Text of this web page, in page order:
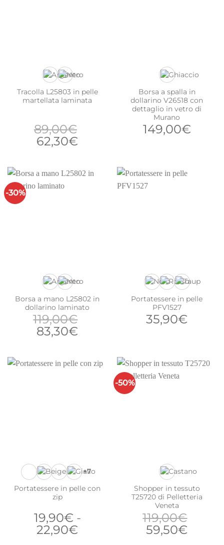
Tracolla L25803 in pelle
martellata laminata
89,00€
Il
era:
89,00€.
62,30€
attuale
è:
62,30€.
Borsa a spalla in
dollarino V26518 con
dettaglio in vetro di
Murano
149,00€
-30%
Borsa a mano L25802 in
dollarino laminato
119,00€
Il
era:
83,30€
attuale
è:
83,30€.
Portatessere in pelle
PFV1527
35,90€
+7
Portatessere in pelle con
zip
19,90€ -
22,90€
-50%
Shopper in tessuto
T25720 di Pelletteria
Veneta
119,00€
Il
59,50€